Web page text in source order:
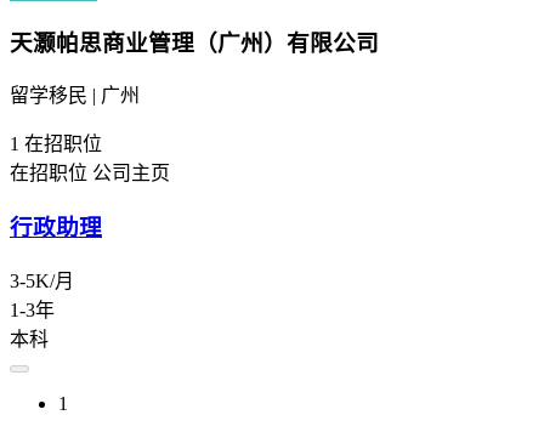
天灏帕思商业管理（广州）有限公司
留学移民 | 广州
1 在招职位
在招职位 公司主页
行政助理
3-5K/月
1-3年
本科
1